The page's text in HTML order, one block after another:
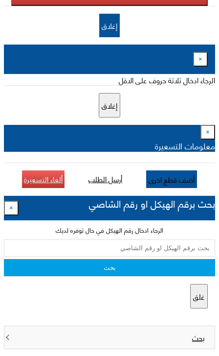
إغلاق
×
الرجاء ادخال ثلاثة حروف على الاقل
إغلاق
×
معلومات التسعيرة
أضف قطع اخرى أرسل الطلب ألغاء التسعيرة
بحث برقم الهيكل او رقم الشاصي ×
الرجاء ادخال رقم الهيكل في حال توفره لديك
بحث
غلق
بحث